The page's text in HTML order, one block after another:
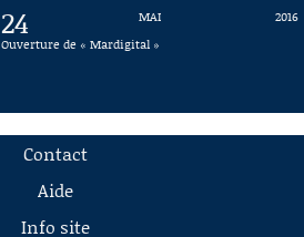
24 MAI
2016
Ouverture de « Mardigital »
Contact
Aide
Info site